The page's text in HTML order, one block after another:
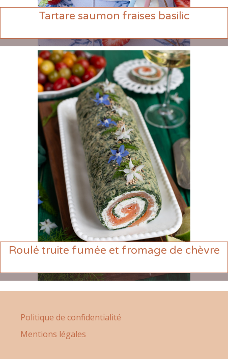
Tartare saumon fraises basilic
Roulé truite fumée et fromage de chèvre
Politique de confidentialité
Mentions légales